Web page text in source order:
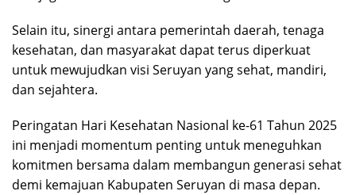
Selain itu, sinergi antara pemerintah daerah, tenaga
kesehatan, dan masyarakat dapat terus diperkuat
untuk mewujudkan visi Seruyan yang sehat, mandiri,
dan sejahtera.
Peringatan Hari Kesehatan Nasional ke-61 Tahun 2025
ini menjadi momentum penting untuk meneguhkan
komitmen bersama dalam membangun generasi sehat
demi kemajuan Kabupaten Seruyan di masa depan.